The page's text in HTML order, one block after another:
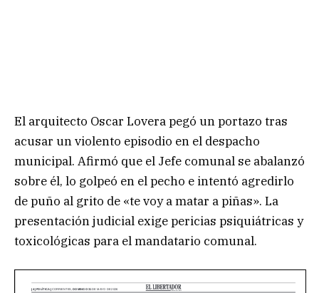
El arquitecto Oscar Lovera pegó un portazo tras
acusar un violento episodio en el despacho
municipal. Afirmó que el Jefe comunal se abalanzó
sobre él, lo golpeó en el pecho e intentó agredirlo
de puño al grito de «te voy a matar a piñas». La
presentación judicial exige pericias psiquiátricas y
toxicológicas para el mandatario comunal.